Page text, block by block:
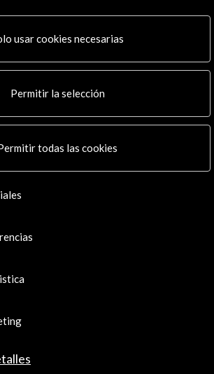
a AC/E
usar cookies necesarias
Permitir la selección
todas las cookies